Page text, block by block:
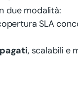
due modalità:
SLA
, scalabili e